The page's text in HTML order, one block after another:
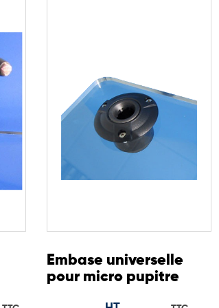
Embase universelle
pour micro pupitre